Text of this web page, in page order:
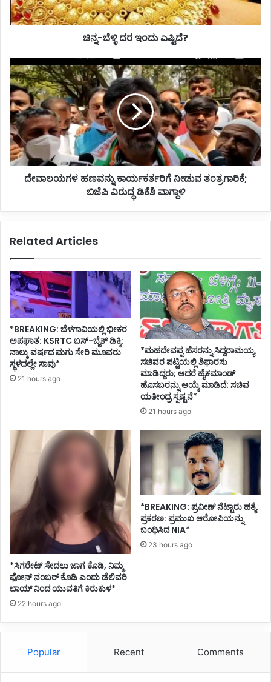
ದ
ರ
ಷ್
ಟಿ
ದೆ
?
ಚಿನ್ನ-ಬೆಳ್ಳಿ ದರ ಇಂದು ಎಷ್ಟಿದೆ?
ದೇ
ವಾ
ಲ
ಯ
ಗ
ಳ
ಹ
ಣ
ವ
ಕ
ರಿ
ಗೆ
ನೀ
ಡು
ವ
ತಂ
ತ್
ರ
ಗಾ
ಬಿ
ಜೆ
ಪಿ
ವಿ
ಧ
ಕೆ
ಗ್
ದಾ
ಳಿ
ದೇವಾಲಯಗಳ ಹಣವನ್ನು ಕಾರ್ಯಕರ್ತರಿಗೆ ನೀಡುವ ತಂತ್ರಗಾರಿಕೆ;
ಬಿಜೆಪಿ ವಿರುದ್ಧ ಡಿಕೆಶಿ ವಾಗ್ದಾಳಿ
Related Articles
*BREAKING: ಬೆಳಗಾವಿಯಲ್ಲಿ ಭೀಕರ
ಅಪಘಾತ: KSRTC ಬಸ್-ಬೈಕ್ ಡಿಕ್ಕಿ:
ನಾಲ್ಕು ವರ್ಷದ ಮಗು ಸೇರಿ ಮೂವರು
ಸ್ಥಳದಲ್ಲೇ ಸಾವು*
21 hours ago
*ಮಹದೇವಪ್ಪ ಹೆಸರನ್ನು ಸಿದ್ದರಾಮಯ್ಯ
ಸಚಿವರ ಪಟ್ಟಿಯಲ್ಲಿ ಶಿಫಾರಸು
ಮಾಡಿದ್ದರು; ಆದರೆ ಹೈಕಮಾಂಡ್
ಹೊಸಬರನ್ನು ಆಯ್ಕೆ ಮಾಡಿದೆ: ಸಚಿವ
ಯತೀಂದ್ರ ಸ್ಪಷ್ಟನೆ*
21 hours ago
*ಸಿಗರೇಟ್ ಸೇದಲು ಜಾಗ ಕೊಡಿ, ನಿಮ್ಮ
ಫೋನ್ ನಂಬರ್ ಕೊಡಿ ಎಂದು ಡೆಲಿವರಿ
ಬಾಯ್ ನಿಂದ ಯುವತಿಗೆ ಕಿರುಕುಳ*
22 hours ago
*BREAKING: ಪ್ರವೀಣ್ ನೆಟ್ಟಾರು ಹತ್ಯೆ
ಪ್ರಕರಣ: ಪ್ರಮುಖ ಆರೋಪಿಯನ್ನು
ಬಂಧಿಸಿದ NIA*
23 hours ago
Popular Recent Comments